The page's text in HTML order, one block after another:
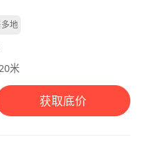
开完全可以，踩油门
盘也很舒适，过减速
舒服。空间也是皓影
不觉得压抑。后排空
乎是纯平的，中间的
后备箱空间也大，平
没问题，后排座椅还
cvt，但是还是会有
没有。操控也精准，
打哪。 油耗：
首保，首保过后应
满350，跑了525公
车能有这样的油耗
地
米
获取底价